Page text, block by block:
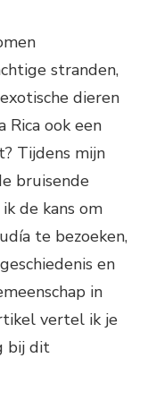
stranden,
dieren
Rica ook een
Tijdens mijn
bruisende
de kans om
te bezoeken,
en
in
vertel ik je
bij dit